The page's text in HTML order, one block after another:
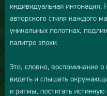
индивидуальная интонация.
авторского стиля каждого
уникальных полотнах,
палитре эпохи.
Это, словно, воспоминание о
видеть и слышать
и ритмы, постигать